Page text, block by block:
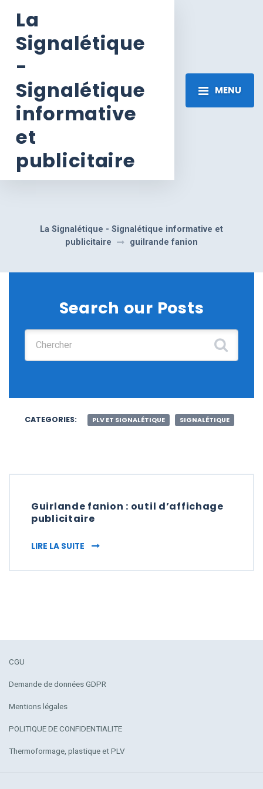
La
Signalétique
-
Signalétique
informative
et
publicitaire
MENU
La Signalétique - Signalétique informative et
publicitaire
guilrande fanion
Search our Posts
CATEGORIES: PLV ET SIGNALÉTIQUE SIGNALÉTIQUE
Guirlande fanion : outil d’affichage
publicitaire
LIRE LA SUITE GUIRLANDE FANION : OUTIL D’AFFICHAGE
CGU
Demande de données GDPR
Mentions légales
POLITIQUE DE CONFIDENTIALITE
Thermoformage, plastique et PLV